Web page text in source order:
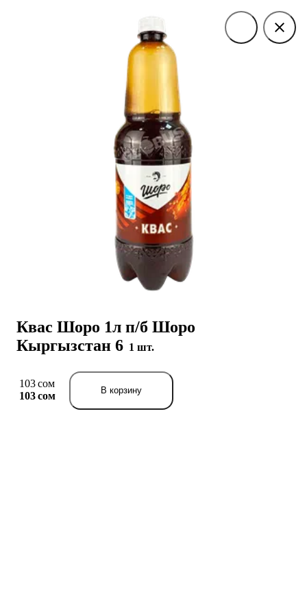
Квас Шоро 1л п/б Шоро
Кыргызстан 6 1 шт.
103 сом
103 сом
В корзину